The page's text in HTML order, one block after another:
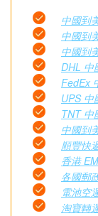
中國到
中國到
中國到
DHL 中
FedEx
UPS 中
TNT 中
中國到
順豐快
香港
各國郵
電池空
淘寶轉